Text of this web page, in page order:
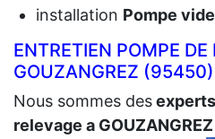
installation Pompe
ENTRETIEN POMPE DE
GOUZANGREZ (95450)
Nous sommes des
relevage a